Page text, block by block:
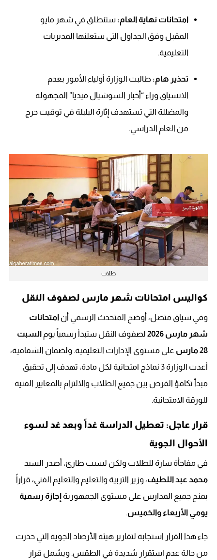
امتحانات نهاية العام: ستنطلق في شهر مايو
المقبل وفق الجداول التي ستعلنها المديريات
التعليمية.
تحذير هام: طالبت الوزارة أولياء الأمور بعدم
الانسياق وراء “أخبار السوشيال ميديا” المجهولة
والمضللة التي تستهدف إثارة البلبلة في توقيت حرج
من العام الدراسي.
طلاب
كواليس امتحانات شهر مارس لصفوف النقل
وفي سياق متصل، أوضح المتحدث الرسمي أن امتحانات
شهر مارس 2026
لصفوف النقل ستبدأ رسمياً يوم السبت
28 مارس
على مستوى الإدارات التعليمية. ولضمان الشفافية،
أعدت الوزارة 3 نماذج امتحانية لكل مادة، تهدف إلى تحقيق
مبدأ تكافؤ الفرص بين جميع الطلاب والالتزام بالمعايير الفنية
للورقة الامتحانية.
قرار عاجل: تعطيل الدراسة غداً وبعد غد لسوء
الأحوال الجوية
في مفاجأة سارة للطلاب ولكن لسبب طارئ، أصدر السيد
محمد عبد اللطيف، وزير التربية والتعليم والتعليم الفني، قراراً
بمنح جميع المدارس على مستوى الجمهورية إجازة رسمية
يومي الأربعاء والخميس.
جاء هذا القرار استجابة لتقارير هيئة الأرصاد الجوية التي حذرت
من حالة عدم استقرار شديدة في الطقس. ويشمل قرار